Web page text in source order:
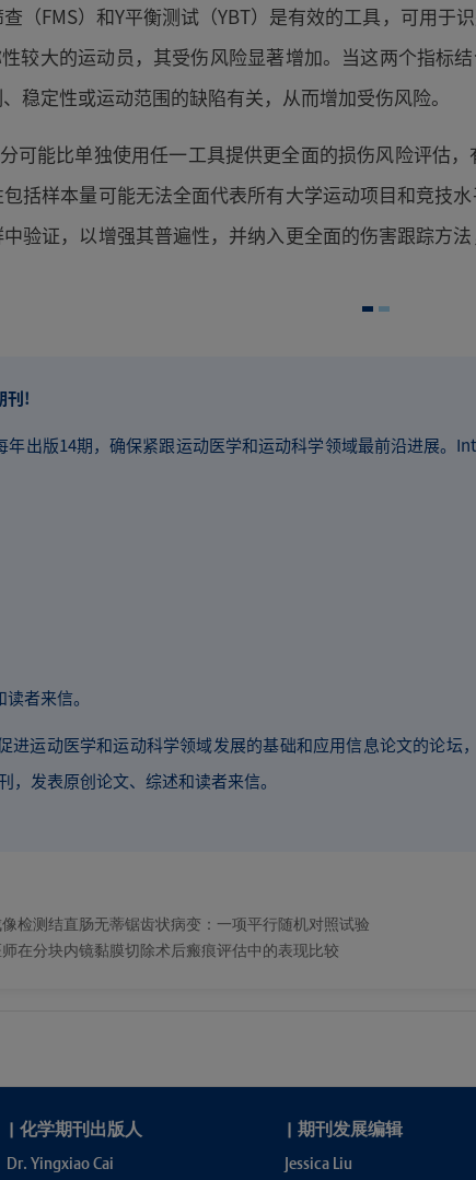
（FMS）和Y平衡测试（YBT）是有效的工具，可用于
较大的运动员，其受伤风险显著增加。当这两个指标
稳定性或运动范围的缺陷有关，从而增加受伤风险。
可能比单独使用任一工具提供更全面的损伤风险评估
括样本量可能无法全面代表所有大学运动项目和竞技
验证，以增强其普遍性，并纳入更全面的伤害跟踪方
刊!
年出版14期，确保紧跟运动医学和运动科学领域最前沿进展
者来信。
进运动医学和运动科学领域发展的基础和应用信息论文的论
，发表原创论文、综述和读者来信。
检测结直肠无蒂锯齿状病变：一项平行随机对照试验
在分块内镜黏膜切除术后瘢痕评估中的表现比较
| 化学期刊出版人
Dr. Yingxiao Cai
| 期刊发展编辑
Jessica Liu